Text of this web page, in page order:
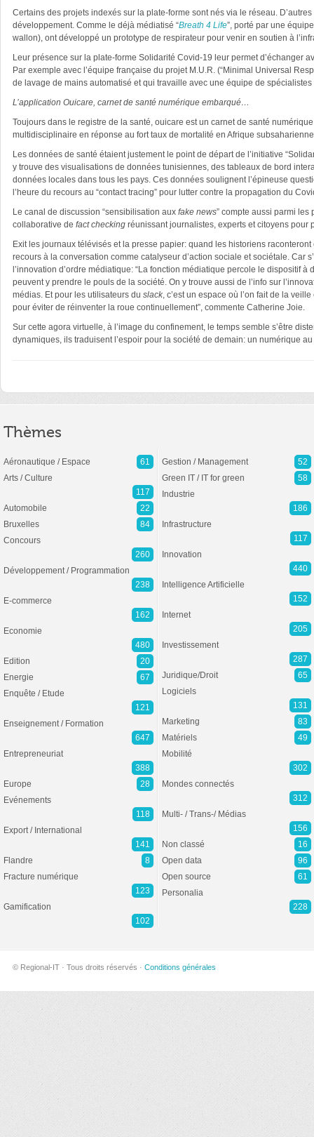
Certains des projets indexés sur la plate-forme sont nés via le réseau.
développement. Comme le déjà médiatisé “Breath 4 Life”, porté par une
wallon), ont développé un prototype de respirateur pour venir en soutien à
Leur présence sur la plate-forme Solidarité Covid-19 leur permet
Par exemple avec l’équipe française du projet M.U.R. (“Minimal Universal
de lavage de mains automatisé et qui travaille avec une équipe de
L’application Ouicare, carnet de santé numérique embarqué…
Toujours dans le registre de la santé, ouicare est un carnet de santé
multidisciplinaire en réponse au fort taux de mortalité en Afrique
Les données de santé étaient justement le point de départ de l’initiative
y trouve des visualisations de données tunisiennes, des tableaux de bord
données locales dans tous les pays. Ces données soulignent l’épineuse
l’heure du recours au “contact tracing” pour lutter contre la propagation du
Le canal de discussion “sensibilisation aux fake news” compte aussi parmi les
collaborative de fact checking réunissant journalistes, experts et citoyens pour
Exit les journaux télévisés et la presse papier: quand les historiens
recours à la conversation comme catalyseur d’action sociale et sociétale. Car
l’innovation d’ordre médiatique: “La fonction médiatique percole le dispositif
peuvent y prendre le pouls de la société. On y trouve aussi de l’info sur
médias. Et pour les utilisateurs du slack, c’est un espace où l’on fait de la
pour éviter de réinventer la roue continuellement”, commente Catherine Joie.
Sur cette agora virtuelle, à l’image du confinement, le temps semble s’être
dynamiques, ils traduisent l’espoir pour la société de demain: un numérique
Thèmes
Aéronautique / Espace
61
Arts / Culture
117
Automobile
22
Bruxelles
84
Concours
260
Développement / Programmation
238
E-commerce
162
Economie
480
Edition
20
Energie
67
Enquête / Etude
121
Enseignement / Formation
647
Entrepreneuriat
388
Europe
28
Evénements
118
Export / International
141
Flandre
8
Fracture numérique
123
Gamification
102
Gestion / Management
52
Green IT / IT for green
58
Industrie
186
Infrastructure
117
Innovation
440
Intelligence Artificielle
152
Internet
205
Investissement
287
Juridique/Droit
65
Logiciels
131
Marketing
83
Matériels
49
Mobilité
302
Mondes connectés
312
Multi- / Trans-/ Médias
156
Non classé
16
Open data
96
Open source
61
Personalia
228
© Regional-IT · Tous droits réservés · Conditions générales